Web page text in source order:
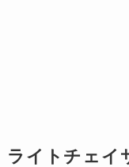
ライトチェイ